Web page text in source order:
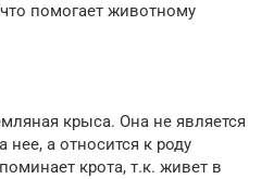
помогает животному
крыса. Она не является
а относится к роду
крота, т.к. живет в